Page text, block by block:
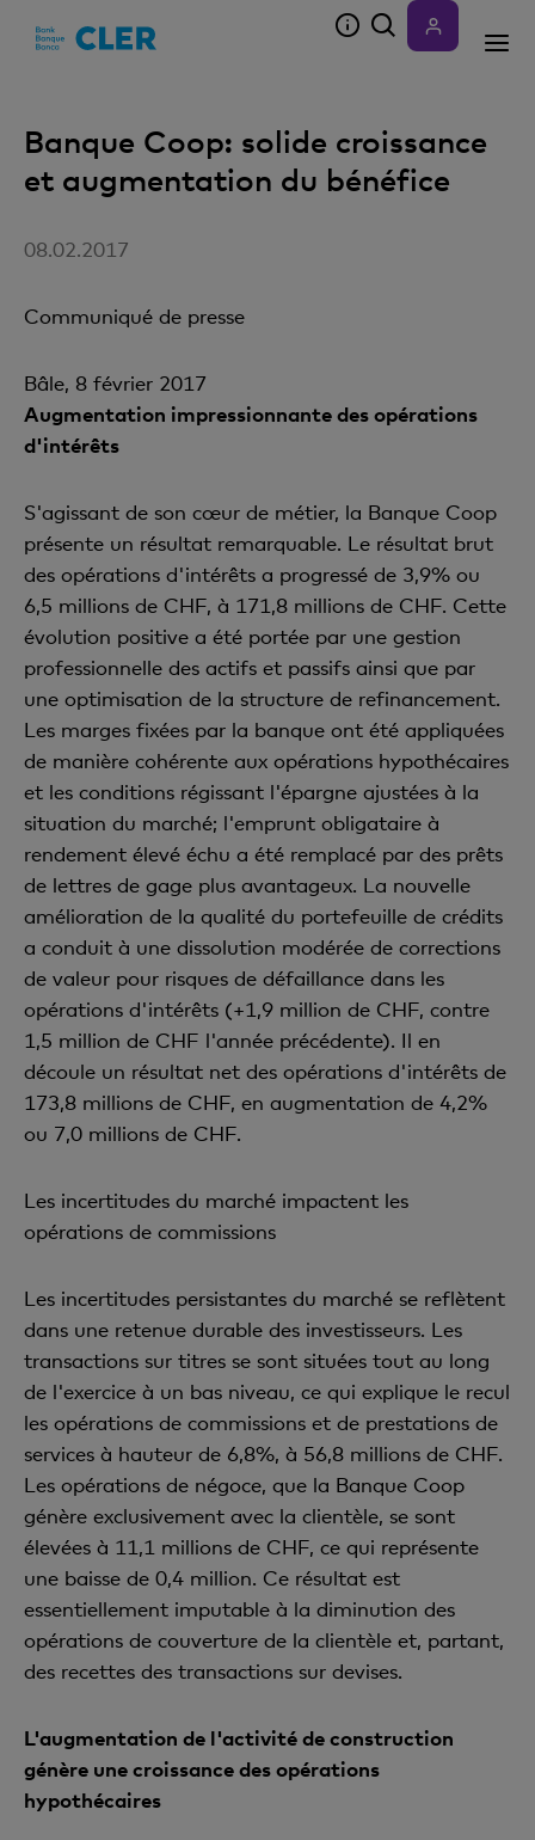
Banque Coop: solide croissance
et augmentation du bénéfice
08.02.2017
Communiqué de presse
Bâle, 8 février 2017
Augmentation impressionnante des opérations
d'intérêts
S'agissant de son cœur de métier, la Banque Coop
présente un résultat remarquable. Le résultat brut
des opérations d'intérêts a progressé de 3,9% ou
6,5 millions de CHF, à 171,8 millions de CHF. Cette
évolution positive a été portée par une gestion
professionnelle des actifs et passifs ainsi que par
une optimisation de la structure de refinancement.
Les marges fixées par la banque ont été appliquées
de manière cohérente aux opérations hypothécaires
et les conditions régissant l'épargne ajustées à la
situation du marché; l'emprunt obligataire à
rendement élevé échu a été remplacé par des prêts
de lettres de gage plus avantageux. La nouvelle
amélioration de la qualité du portefeuille de crédits
a conduit à une dissolution modérée de corrections
de valeur pour risques de défaillance dans les
opérations d'intérêts (+1,9 million de CHF, contre
1,5 million de CHF l'année précédente). Il en
découle un résultat net des opérations d'intérêts de
173,8 millions de CHF, en augmentation de 4,2%
ou 7,0 millions de CHF.
Les incertitudes du marché impactent les
opérations de commissions
Les incertitudes persistantes du marché se reflètent
dans une retenue durable des investisseurs. Les
transactions sur titres se sont situées tout au long
de l'exercice à un bas niveau, ce qui explique le recul
les opérations de commissions et de prestations de
services à hauteur de 6,8%, à 56,8 millions de CHF.
Les opérations de négoce, que la Banque Coop
génère exclusivement avec la clientèle, se sont
élevées à 11,1 millions de CHF, ce qui représente
une baisse de 0,4 million. Ce résultat est
essentiellement imputable à la diminution des
opérations de couverture de la clientèle et, partant,
des recettes des transactions sur devises.
L'augmentation de l'activité de construction
génère une croissance des opérations
hypothécaires